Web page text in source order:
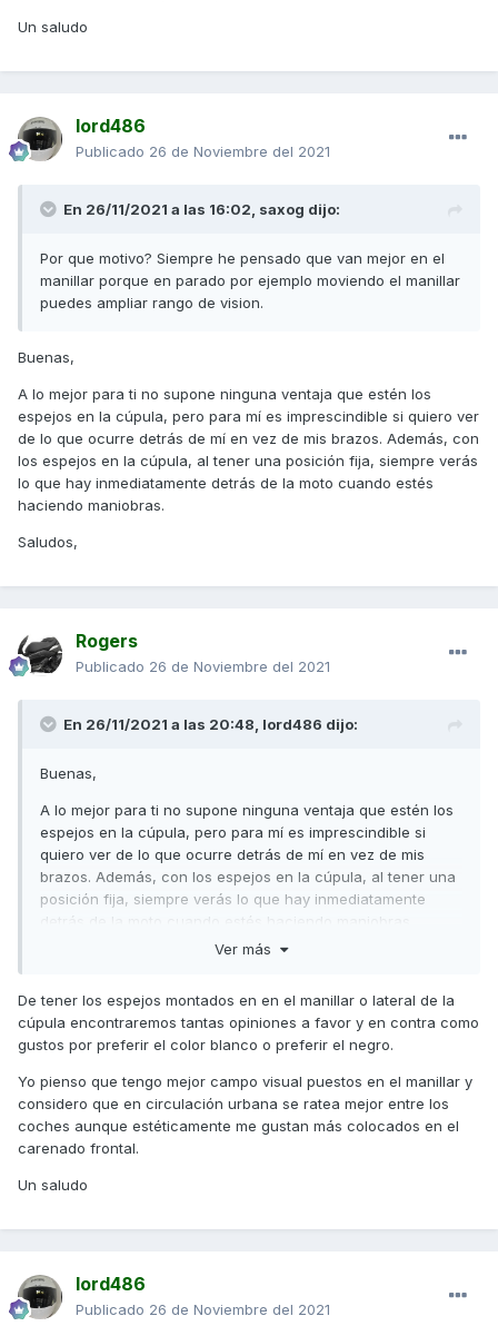
Un saludo
lord486
Publicado 26 de Noviembre del 2021
En 26/11/2021 a las 16:02, saxog dijo:
Por que motivo? Siempre he pensado que van mejor en el
manillar porque en parado por ejemplo moviendo el manillar
puedes ampliar rango de vision.
Buenas,
A lo mejor para ti no supone ninguna ventaja que estén los
espejos en la cúpula, pero para mí es imprescindible si quiero ver
de lo que ocurre detrás de mí en vez de mis brazos. Además, con
los espejos en la cúpula, al tener una posición fija, siempre verás
lo que hay inmediatamente detrás de la moto cuando estés
haciendo maniobras.
Saludos,
Rogers
Publicado 26 de Noviembre del 2021
En 26/11/2021 a las 20:48, lord486 dijo:
Buenas,
A lo mejor para ti no supone ninguna ventaja que estén los
espejos en la cúpula, pero para mí es imprescindible si
quiero ver de lo que ocurre detrás de mí en vez de mis
brazos. Además, con los espejos en la cúpula, al tener una
posición fija, siempre verás lo que hay inmediatamente
detrás de la moto cuando estés haciendo maniobras.
Ver más
De tener los espejos montados en en el manillar o lateral de la
cúpula encontraremos tantas opiniones a favor y en contra como
gustos por preferir el color blanco o preferir el negro.
Yo pienso que tengo mejor campo visual puestos en el manillar y
considero que en circulación urbana se ratea mejor entre los
coches aunque estéticamente me gustan más colocados en el
carenado frontal.
Un saludo
lord486
Publicado 26 de Noviembre del 2021